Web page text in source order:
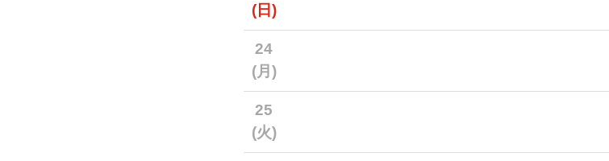
(日)
24
(月)
25
(火)